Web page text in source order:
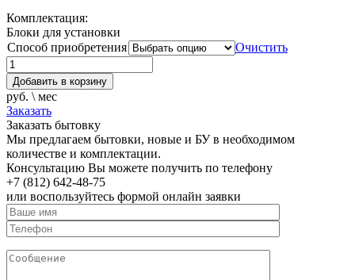
Комплектация:
Блоки для установки
Способ приобретения
Очистить
Добавить в корзину
руб. \ мес
Заказать
Заказать бытовку
Мы предлагаем бытовки, новые и БУ в необходимом
количестве и комплектации.
Консультацию Вы можете получить по телефону
+7 (812) 642-48-75
или воспользуйтесь формой онлайн заявки